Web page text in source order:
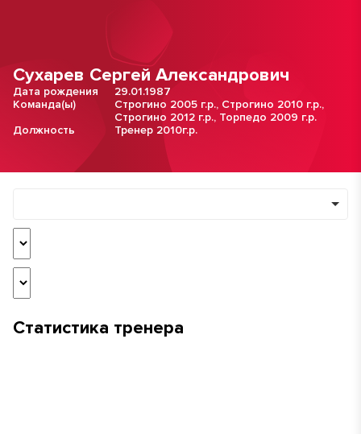
Сухарев Сергей Александрович
Дата рождения
29.01.1987
Команда(ы)
Строгино 2005 г.р., Строгино 2010 г.р.,
Строгино 2012 г.р., Торпедо 2009 г.р.
Должность
Тренер 2010г.р.
Статистика тренера